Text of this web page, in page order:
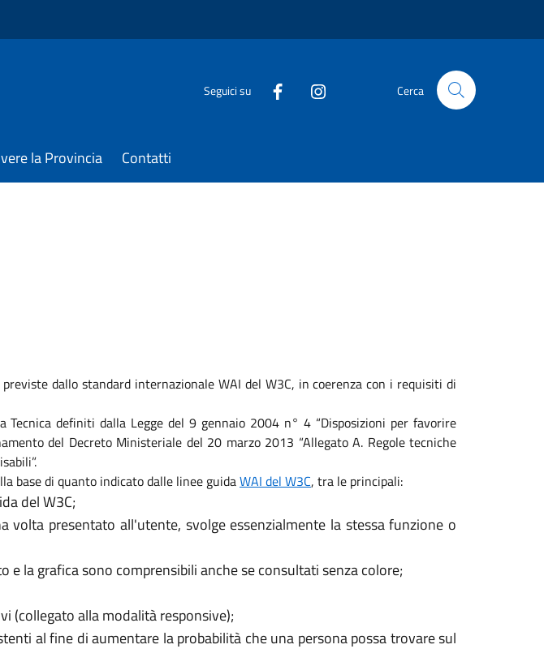
Seguici su Cerca
la Provincia Contatti
dallo standard internazionale WAI del W3C, in coerenza con i requisiti di
definiti dalla Legge del 9 gennaio 2004 n° 4 “Disposizioni per favorire
del Decreto Ministeriale del 20 marzo 2013 “Allegato A. Regole tecniche
base di quanto indicato dalle linee guidaWAI del W3C, tra le principali:
del W3C;
presentato all'utente, svolge essenzialmente la stessa funzione o
la grafica sono comprensibili anche se consultati senza colore;
(collegato alla modalità responsive);
al fine di aumentare la probabilità che una persona possa trovare sul